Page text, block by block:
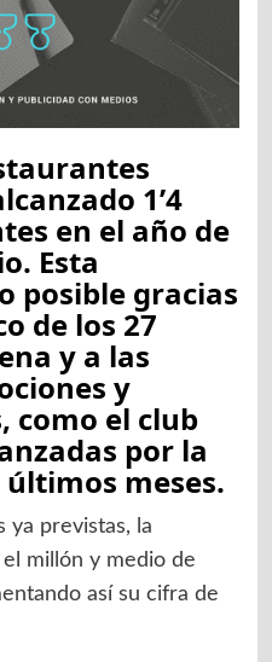
1’4
en el año de
Esta
posible gracias
de los 27
y a las
y
como el club
por la
meses.
ya previstas, la
millón y medio de
así su cifra de